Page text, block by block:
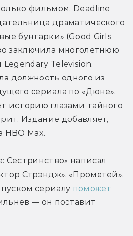
драматического
бунтарки» (Good Girls
заключила многолетнюю
Television.
должность одного из
сериала по «Дюне»,
историю глазами тайного
Издание добавляет,
Max.
Сестринство» написал
Стрэндж», «Прометей»,
сериалу поможет
— он поставит